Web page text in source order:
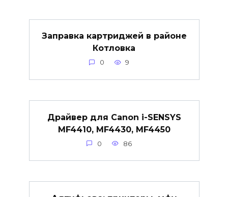
Заправка картриджей в районе
Котловка
0 9
Драйвер для Canon i-SENSYS
MF4410, MF4430, MF4450
0 86